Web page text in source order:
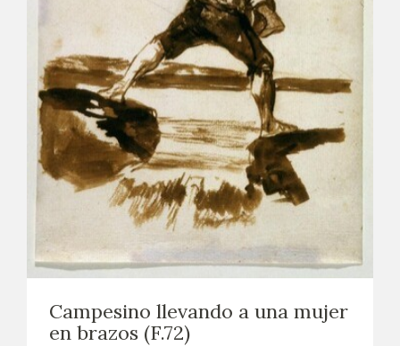
Campesino llevando a una mujer
en brazos (F.72)